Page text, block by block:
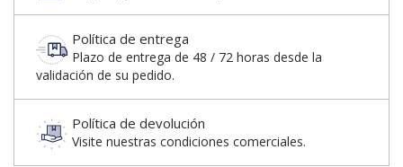
Política de entrega
Plazo de entrega de 48 / 72 horas desde la
validación de su pedido.
Política de devolución
Visite nuestras condiciones comerciales.